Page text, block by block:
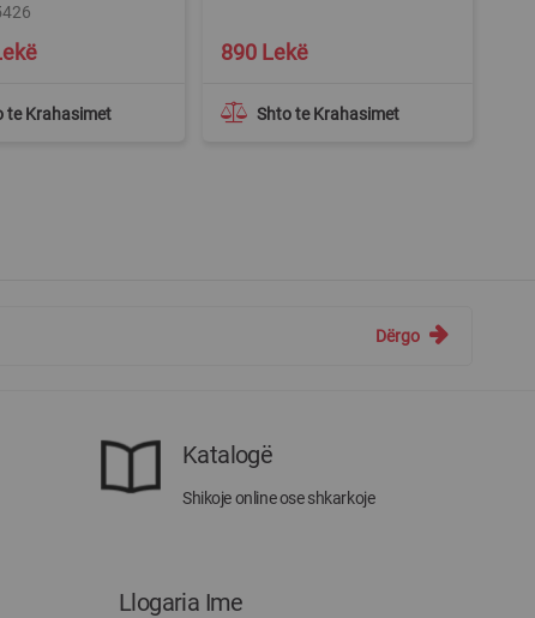
te Krahasimet Shto te Krahasimet
890 Lekë
Dërgo
Katalogë
Shikoje online ose shkarkoje
Llogaria Ime